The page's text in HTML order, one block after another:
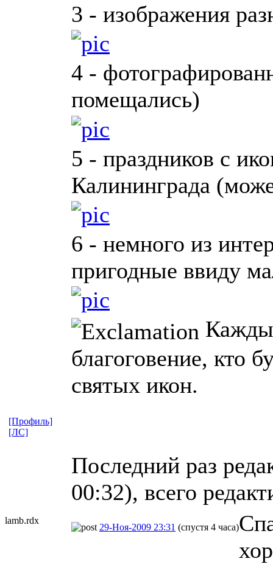
3 - изображения
4 -
помещались)
5 - праздников с
Калининграда
6 - немного из
пригодные ввиду
благоговение, кто
святых икон.
Последний раз
00:32), всего
[Профиль]
[ЛС]
lamb.rdx
29-Ноя-2009 23:31 (спустя 4 часа)